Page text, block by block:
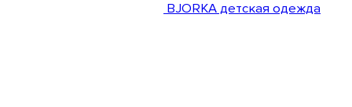
BJORKA детская одежда